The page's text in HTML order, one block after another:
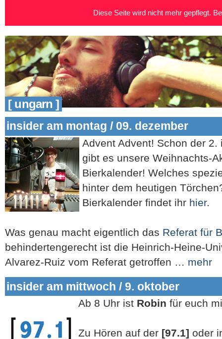
[ ungarn ]
insider am montag / 09. dezember
Advent Advent! Schon der
gibt es unsere Weihnachts-
Bierkalender! Welches
hinter dem heutigen
Bierkalender findet ihr hier.
Was genau macht eigentlich das Referat für
behindertengerecht ist die Heinrich-Heine-
Alvarez-Ruiz vom Referat getroffen … mehr
insider am mittwoch / 9. oktober
Ab 8 Uhr ist Robin für euch
Zu Hören auf der [97.1] oder
Diese Seite wird nicht mehr gepflegt.